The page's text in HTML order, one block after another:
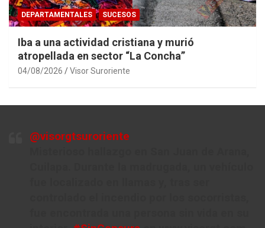
DEPARTAMENTALES SUCESOS
Iba a una actividad cristiana y murió
atropellada en sector “La Concha”
04/08/2026 Visor Suroriente
@visorgtsuroriente